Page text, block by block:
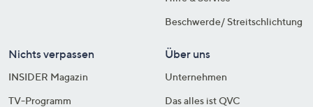
Beschwerde/ Streitschlichtung
Nichts verpassen
INSIDER Magazin
TV-Programm
Über uns
Unternehmen
Das alles ist QVC